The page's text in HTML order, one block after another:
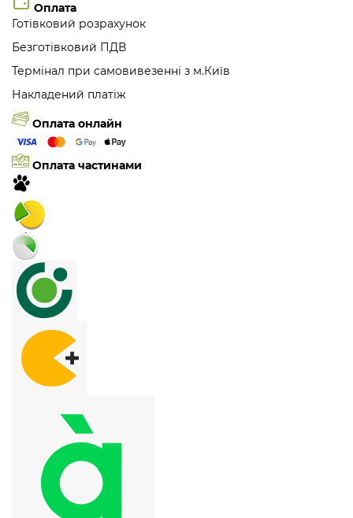
Оплата
Готівковий розрахунок
Безготівковий ПДВ
Термінал при самовивезенні з м.Київ
Накладений платіж
Оплата онлайн
Оплата частинами